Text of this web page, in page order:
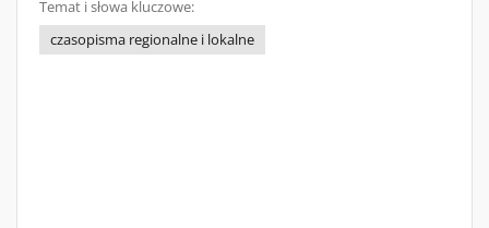
Temat i słowa kluczowe:
czasopisma regionalne i lokalne